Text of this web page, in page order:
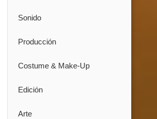
Sonido
Producción
Costume & Make-Up
Edición
Arte